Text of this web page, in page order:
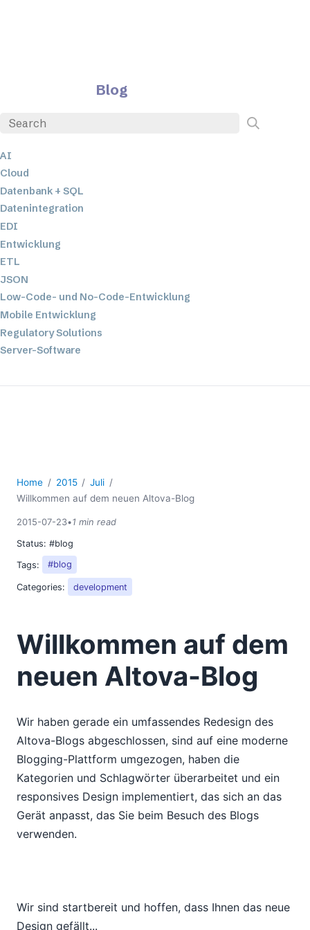
Blog
AI
Cloud
Datenbank + SQL
Datenintegration
EDI
Entwicklung
ETL
JSON
Low-Code- und No-Code-Entwicklung
Mobile Entwicklung
Regulatory Solutions
Server-Software
XBRL
2026
2025
2024
2023
2022
2021
2020
2017
2015
02
03
05
07
Die Verkaufszahlen von Tablets haben ein Plateau
erreicht – und warum Sie sich darüber keine Sorgen
Die Verarbeitung von Daten in
Home 2015
Juli
Willkommen auf dem neuen Altova-Blog
2015-07-23•1 min read
Status: #blog
Tags:
#blog
Categories: development
Willkommen auf dem
neuen Altova-Blog
Wir haben gerade ein umfassendes Redesign des
Altova-Blogs abgeschlossen, sind auf eine moderne
Blogging-Plattform umgezogen, haben die
Kategorien und Schlagwörter überarbeitet und ein
responsives Design implementiert, das sich an das
Gerät anpasst, das Sie beim Besuch des Blogs
verwenden.
Wir sind startbereit und hoffen, dass Ihnen das neue
Design gefällt...